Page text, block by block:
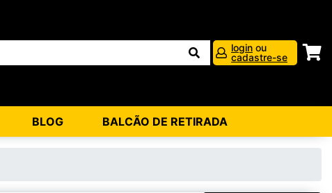
login ou
cadastre-se
BLOG BALCÃO DE RETIRADA